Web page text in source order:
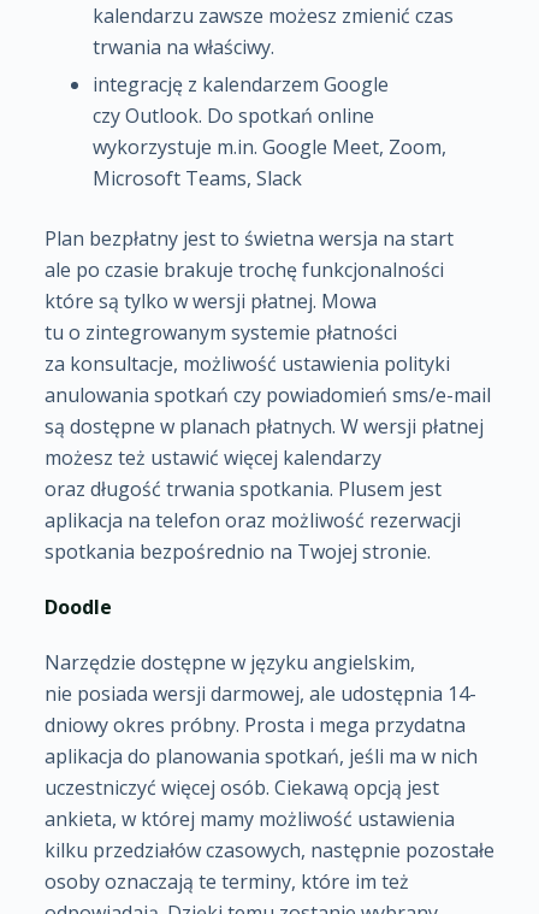
kalendarzu zawsze możesz zmienić czas
trwania na właściwy.
integrację z kalendarzem Google
czy Outlook. Do spotkań online
wykorzystuje m.in. Google Meet, Zoom,
Microsoft Teams, Slack
Plan bezpłatny jest to świetna wersja na start
ale po czasie brakuje trochę funkcjonalności
które są tylko w wersji płatnej. Mowa
tu o zintegrowanym systemie płatności
za konsultacje, możliwość ustawienia polityki
anulowania spotkań czy powiadomień sms/e-mail
są dostępne w planach płatnych. W wersji płatnej
możesz też ustawić więcej kalendarzy
oraz długość trwania spotkania. Plusem jest
aplikacja na telefon oraz możliwość rezerwacji
spotkania bezpośrednio na Twojej stronie.
Doodle
Narzędzie dostępne w języku angielskim,
nie posiada wersji darmowej, ale udostępnia 14-
dniowy okres próbny. Prosta i mega przydatna
aplikacja do planowania spotkań, jeśli ma w nich
uczestniczyć więcej osób. Ciekawą opcją jest
ankieta, w której mamy możliwość ustawienia
kilku przedziałów czasowych, następnie pozostałe
osoby oznaczają te terminy, które im też